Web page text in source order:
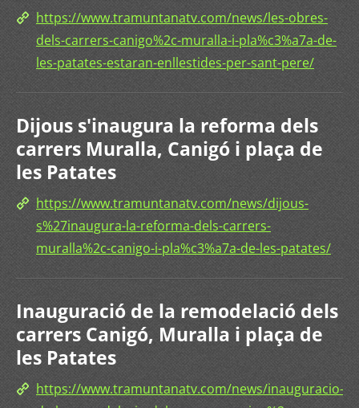
https://www.tramuntanatv.com/news/les-obres-
dels-carrers-canigo%2c-muralla-i-pla%c3%a7a-de-
les-patates-estaran-enllestides-per-sant-pere/
Dijous s'inaugura la reforma dels
carrers Muralla, Canigó i plaça de
les Patates
https://www.tramuntanatv.com/news/dijous-
s%27inaugura-la-reforma-dels-carrers-
muralla%2c-canigo-i-pla%c3%a7a-de-les-patates/
Inauguració de la remodelació dels
carrers Canigó, Muralla i plaça de
les Patates
https://www.tramuntanatv.com/news/inauguracio-